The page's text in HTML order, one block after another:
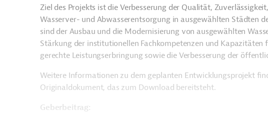
Ziel des Projekts ist die Verbesserung der Qualität,
Wasserver- und Abwasserentsorgung in ausgewählten Städten
sind der Ausbau und die Modernisierung von ausgewählten
Stärkung der institutionellen Fachkompetenzen und Kapazitäten
gerechte Leistungserbringung sowie die Verbesserung der
Weitere Informationen zu dem geplanten Entwicklungsprojekt
Originaldokument, das zum Download bereitsteht.
Geberbeitrag: